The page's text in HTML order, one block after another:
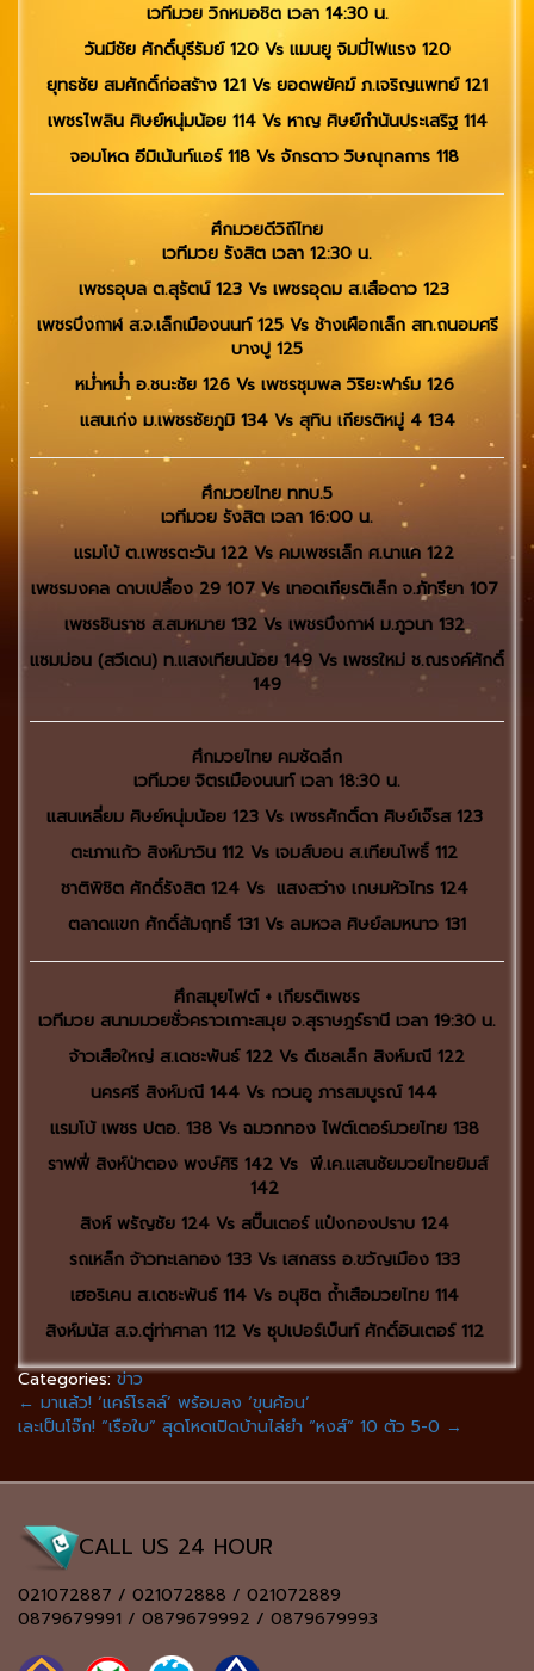
เวทีมวย วิกหมอชิต เวลา 14:30 น.
วันมีชัย ศักดิ์บุรีรัมย์ 120 Vs แมนยู จิมมี่ไฟแรง 120
ยุทธชัย สมศักดิ์ก่อสร้าง 121 Vs ยอดพยัคฆ์ ภ.เจริญแพทย์ 121
เพชรไพลิน ศิษย์หนุ่มน้อย 114 Vs หาญ ศิษย์กำนันประเสริฐ 114
จอมโหด อีมิเน้นท์แอร์ 118 Vs จักรดาว วิษณุกลการ 118
ศึกมวยดีวิถีไทย
เวทีมวย รังสิต เวลา 12:30 น.
เพชรอุบล ต.สุรัตน์ 123 Vs เพชรอุดม ส.เสือดาว 123
เพชรบึงกาฬ ส.จ.เล็กเมืองนนท์ 125 Vs ช้างเผือกเล็ก สท.ถนอมศรี
บางปู 125
หม่ำหม่ำ อ.ชนะชัย 126 Vs เพชรชุมพล วิริยะฟาร์ม 126
แสนเก่ง ม.เพชรชัยภูมิ 134 Vs สุทิน เกียรติหมู่ 4 134
ศึกมวยไทย ททบ.5
เวทีมวย รังสิต เวลา 16:00 น.
แรมโบ้ ต.เพชรตะวัน 122 Vs คมเพชรเล็ก ศ.นาแค 122
เพชรมงคล ดาบเปลื้อง 29 107 Vs เทอดเกียรติเล็ก จ.ภัทรียา 107
เพชรชินราช ส.สมหมาย 132 Vs เพชรบึงกาฬ ม.ภูวนา 132
แซมม่อน (สวีเดน) ท.แสงเทียนน้อย 149 Vs เพชรใหม่ ช.ณรงค์ศักดิ์
149
ศึกมวยไทย คมชัดลึก
เวทีมวย จิตรเมืองนนท์ เวลา 18:30 น.
แสนเหลี่ยม ศิษย์หนุ่มน้อย 123 Vs เพชรศักดิ์ดา ศิษย์เจ๊รส 123
ตะเภาแก้ว สิงห์มาวิน 112 Vs เจมส์บอน ส.เทียนโพธิ์ 112
ชาติพิชิต ศักดิ์รังสิต 124 Vs แสงสว่าง เกษมหัวไทร 124
ตลาดแขก ศักดิ์สัมฤทธิ์ 131 Vs ลมหวล ศิษย์ลมหนาว 131
ศึกสมุยไฟต์ + เกียรติเพชร
เวทีมวย สนามมวยชั่วคราวเกาะสมุย จ.สุราษฎร์ธานี เวลา 19:30 น.
จ้าวเสือใหญ่ ส.เดชะพันธ์ 122 Vs ดีเซลเล็ก สิงห์มณี 122
นครศรี สิงห์มณี 144 Vs กวนอู ภารสมบูรณ์ 144
แรมโบ้ เพชร ปตอ. 138 Vs ฉมวกทอง ไฟต์เตอร์มวยไทย 138
ราฟฟี่ สิงห์ป่าตอง พงษ์ศิริ 142 Vs พี.เค.แสนชัยมวยไทยยิมส์
142
สิงห์ พรัญชัย 124 Vs สปิ๊นเตอร์ แป๋งกองปราบ 124
รถเหล็ก จ้าวทะเลทอง 133 Vs เสกสรร อ.ขวัญเมือง 133
เฮอริเคน ส.เดชะพันธ์ 114 Vs อนุชิต ถ้ำเสือมวยไทย 114
สิงห์มนัส ส.จ.ตู่ท่าศาลา 112 Vs ซุปเปอร์เบ็นท์ ศักดิ์อินเตอร์ 112
Categories:ข่าว
← มาแล้ว! ‘แคร์โรลล์’ พร้อมลง ‘ขุนค้อน’
เละเป็นโจ๊ก! “เรือใบ” สุดโหดเปิดบ้านไล่ยำ “หงส์” 10 ตัว 5-0 →
CALL US 24 HOUR
021072887 / 021072888 / 021072889
0879679991 / 0879679992 / 0879679993